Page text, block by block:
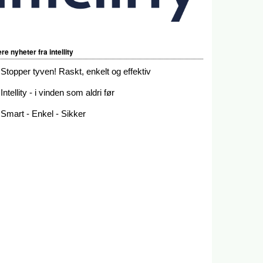
nyheter fra intellity
Stopper tyven! Raskt, enkelt og effektiv
Intellity - i vinden som aldri før
Smart - Enkel - Sikker